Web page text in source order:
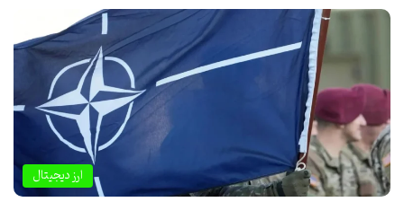
ارز دیجیتال